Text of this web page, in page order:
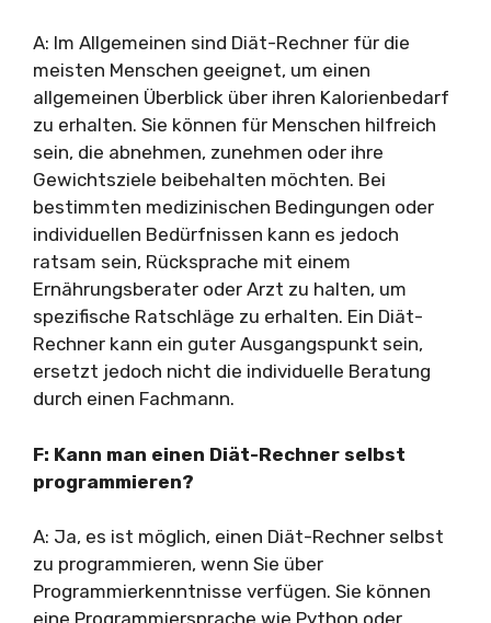
A: Im Allgemeinen sind Diät-Rechner für die
meisten Menschen geeignet, um einen
allgemeinen Überblick über ihren Kalorienbedarf
zu erhalten. Sie können für Menschen hilfreich
sein, die abnehmen, zunehmen oder ihre
Gewichtsziele beibehalten möchten. Bei
bestimmten medizinischen Bedingungen oder
individuellen Bedürfnissen kann es jedoch
ratsam sein, Rücksprache mit einem
Ernährungsberater oder Arzt zu halten, um
spezifische Ratschläge zu erhalten. Ein Diät-
Rechner kann ein guter Ausgangspunkt sein,
ersetzt jedoch nicht die individuelle Beratung
durch einen Fachmann.
F: Kann man einen Diät-Rechner selbst
programmieren?
A: Ja, es ist möglich, einen Diät-Rechner selbst
zu programmieren, wenn Sie über
Programmierkenntnisse verfügen. Sie können
eine Programmiersprache wie Python oder